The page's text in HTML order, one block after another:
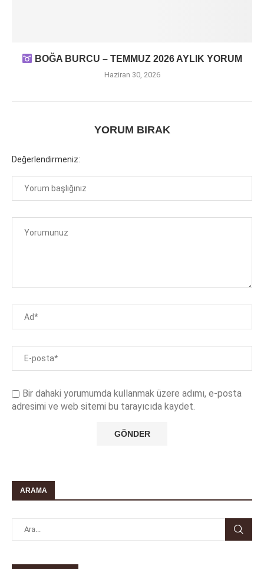
BOĞA BURCU – TEMMUZ 2026 AYLIK YORUM
Haziran 30, 2026
YORUM BIRAK
Değerlendirmeniz:
Bir dahaki yorumumda kullanmak üzere adımı, e-posta
adresimi ve web sitemi bu tarayıcıda kaydet.
ARAMA